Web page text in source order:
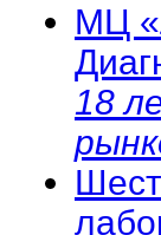
МЦ
18